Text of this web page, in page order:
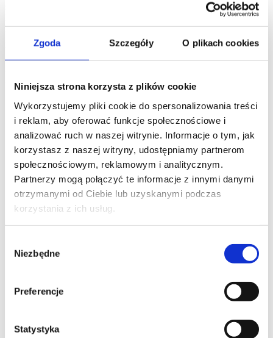
Zgoda Szczegóły O plikach cookies
Niniejsza strona korzysta z plików cookie
Wykorzystujemy pliki cookie do spersonalizowania treści
i reklam, aby oferować funkcje społecznościowe i
analizować ruch w naszej witrynie. Informacje o tym, jak
korzystasz z naszej witryny, udostępniamy partnerom
społecznościowym, reklamowym i analitycznym.
Partnerzy mogą połączyć te informacje z innymi danymi
otrzymanymi od Ciebie lub uzyskanymi podczas
korzystania z ich usług.
zgody
Niezbędne
Preferencje
Statystyka
MALOWANIE CIAŁA. Wyjątkowy fluorescencyjny makijaż w
którym artysta zamienia się w prawdziwy obraz. Projekt może być
inspirowany motywem przewodnim imprezy, konkretnym tematem,
branżą, logo itp. lub po prostu barwną wyobraźnia naszych
wizażystów. Każdy pokaz to niepowtarzalne i jedyne takie
wyobraźnię!